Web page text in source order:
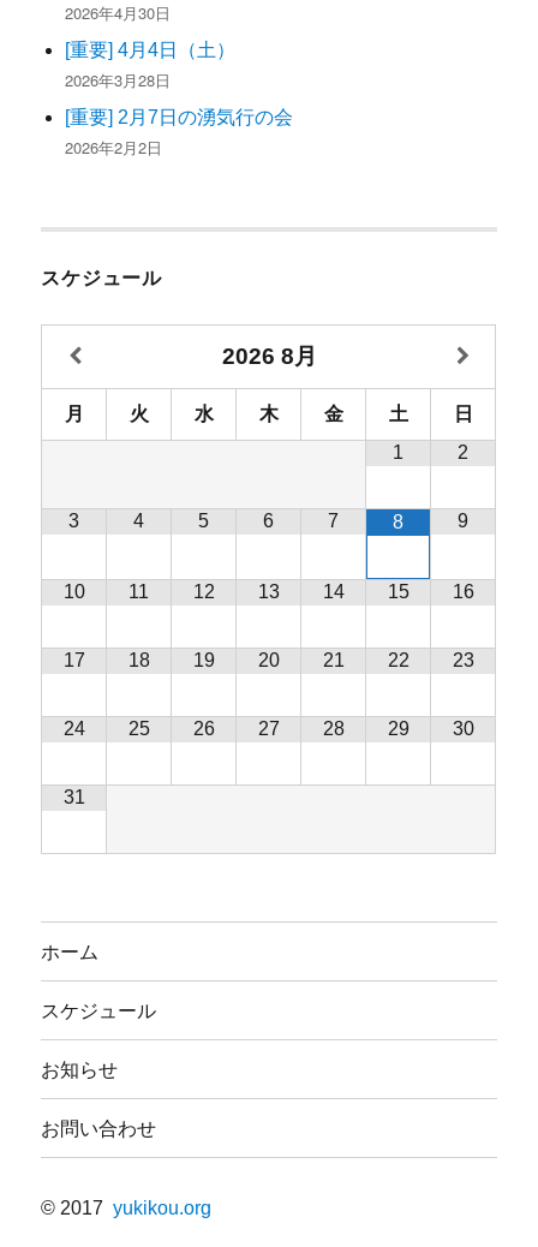
2026年4月30日
[重要] 4月4日（土）
2026年3月28日
[重要] 2月7日の湧気行の会
2026年2月2日
スケジュール
2026 8月
月 火 水 木 金 土
日
1
2
3 4 5 6 7 8 9
10 11 12 13 14 15 16
17 18 19 20 21 22 23
24 25 26 27 28 29 30
31
ホーム
スケジュール
お知らせ
お問い合わせ
© 2017 yukikou.org